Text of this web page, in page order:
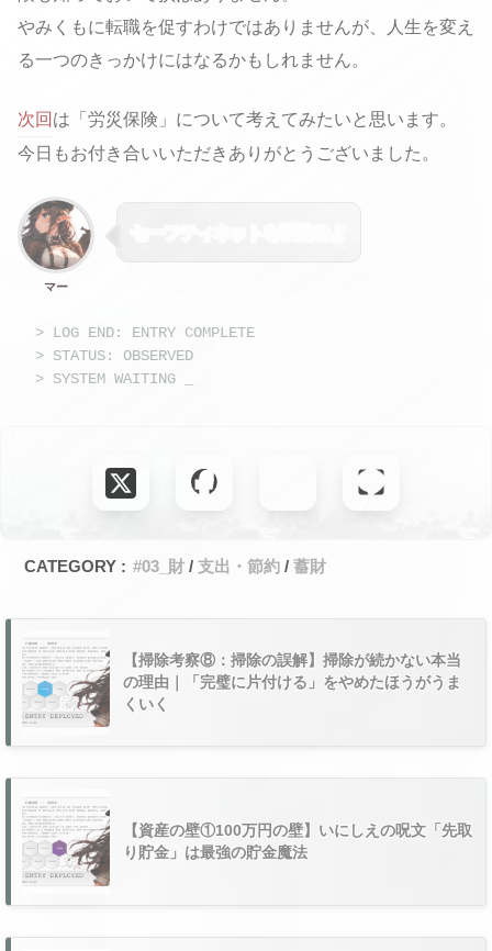
やみくもに転職を促すわけではありませんが、人生を変え
る一つのきっかけにはなるかもしれません。
次回 は「労災保険」について考えてみたいと思います。
今日もお付き合いいただきありがとうございました。
マー
> LOG END: ENTRY COMPLETE
> STATUS: OBSERVED
> SYSTEM WAITING
CATEGORY : #03_財 支出・節約 蓄財
【掃除考察⑧：掃除の誤解】掃除が続かない本当
の理由｜「完璧に片付ける」をやめたほうがうま
くいく
【資産の壁①100万円の壁】いにしえの呪文「先取
り貯金」は最強の貯金魔法